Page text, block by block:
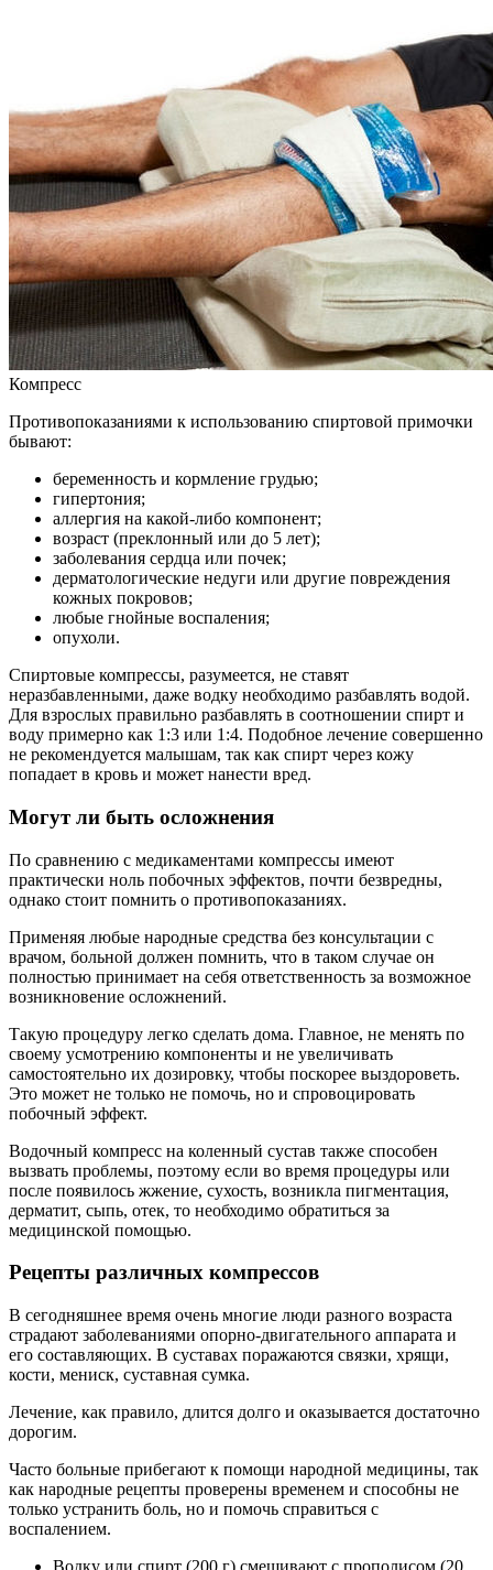
Компресс
Противопоказаниями к использованию спиртовой примочки
бывают:
беременность и кормление грудью;
гипертония;
аллергия на какой-либо компонент;
возраст (преклонный или до 5 лет);
заболевания сердца или почек;
дерматологические недуги или другие повреждения
кожных покровов;
любые гнойные воспаления;
опухоли.
Спиртовые компрессы, разумеется, не ставят
неразбавленными, даже водку необходимо разбавлять водой.
Для взрослых правильно разбавлять в соотношении спирт и
воду примерно как 1:3 или 1:4. Подобное лечение совершенно
не рекомендуется малышам, так как спирт через кожу
попадает в кровь и может нанести вред.
Могут ли быть осложнения
По сравнению с медикаментами компрессы имеют
практически ноль побочных эффектов, почти безвредны,
однако стоит помнить о противопоказаниях.
Применяя любые народные средства без консультации с
врачом, больной должен помнить, что в таком случае он
полностью принимает на себя ответственность за возможное
возникновение осложнений.
Такую процедуру легко сделать дома. Главное, не менять по
своему усмотрению компоненты и не увеличивать
самостоятельно их дозировку, чтобы поскорее выздороветь.
Это может не только не помочь, но и спровоцировать
побочный эффект.
Водочный компресс на коленный сустав также способен
вызвать проблемы, поэтому если во время процедуры или
после появилось жжение, сухость, возникла пигментация,
дерматит, сыпь, отек, то необходимо обратиться за
медицинской помощью.
Рецепты различных компрессов
В сегодняшнее время очень многие люди разного возраста
страдают заболеваниями опорно-двигательного аппарата и
его составляющих. В суставах поражаются связки, хрящи,
кости, мениск, суставная сумка.
Лечение, как правило, длится долго и оказывается достаточно
дорогим.
Часто больные прибегают к помощи народной медицины, так
как народные рецепты проверены временем и способны не
только устранить боль, но и помочь справиться с
воспалением.
Водку или спирт (200 г) смешивают с прополисом (20